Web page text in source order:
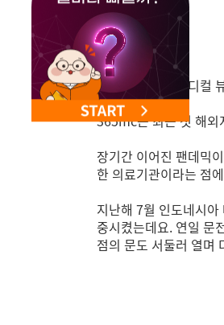
지난해 글로벌 메디컬
확보에 나섭니다.
365mc는 최근 첫 해외
장기간 이어진 팬데믹
한 의료기관이라는 점
지난해 7월 인도네시
중시켰는데요. 연일 문
점의 문도 서둘러 열며